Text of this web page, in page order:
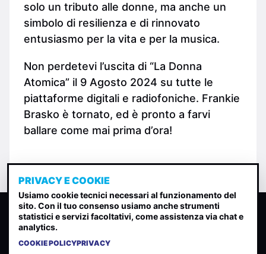
solo un tributo alle donne, ma anche un
simbolo di resilienza e di rinnovato
entusiasmo per la vita e per la musica.
Non perdetevi l’uscita di “La Donna
Atomica” il 9 Agosto 2024 su tutte le
piattaforme digitali e radiofoniche. Frankie
Brasko è tornato, ed è pronto a farvi
ballare come mai prima d’ora!
CLASSIFICA INDIE
Classifica per indice di gradimento generata dall analisi di
PRIVACY E COOKIE
Usiamo cookie tecnici necessari al funzionamento del
sito. Con il tuo consenso usiamo anche strumenti
statistici e servizi facoltativi, come assistenza via chat e
analytics.
COOKIE POLICYPRIVACY